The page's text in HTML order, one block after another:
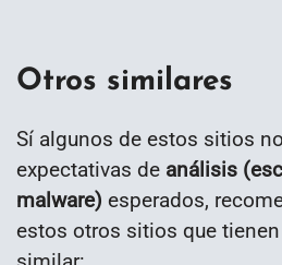
Otros similares
Sí algunos de estos sitios
expectativas de análisis
malware) esperados,
estos otros sitios que